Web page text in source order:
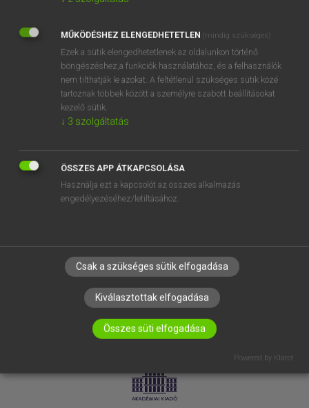
EGYÉNI FELHASZNÁLÓKNAK
TANULÓKNAK
OKTATÁSI INTÉZMÉNYEKNEK
VÁLLALATI MEGOLDÁSOK
RÓLUNK
ELÉRHETŐSÉG
SÜTI BEÁLLÍTÁSOK
LICENCSZERZŐDÉS ADATVÉDELEM
MŰKÖDÉSHEZ ELENGEDHETETLEN (mindig szükséges)
Ezek a sütik elengedhetetlenek az oldalunkon történő
böngészéshez,a funkciók használatához, és a felhasználók
nem tilthatják le azokat. A feltétlenül szükséges sütik közé
tartoznak többek között a személyre szabott beállításokat
kezelő sütik.
↓ 3 szolgáltatás
ÖSSZES APP ÁTKAPCSOLÁSA
Használja ezt a kapcsolót az összes alkalmazás
engedélyezéséhez/letiltásához.
Csak a szükséges sütik elfogadása
Kiválasztottak elfogadása
Összes süti elfogadása
Powered by Klaro!